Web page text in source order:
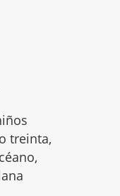
treinta,